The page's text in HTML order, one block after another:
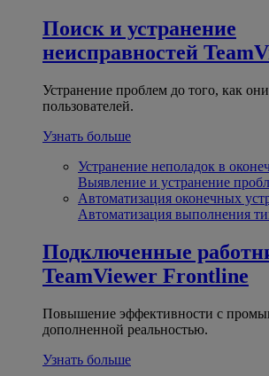
Поиск и устранение
неисправностей
Устранение проблем до того, как
пользователей.
Узнать больше
Устранение неполадок в
Выявление и устранение
Автоматизация оконечных
Автоматизация выполнения
Подключенные
TeamViewer Frontline
Повышение эффективности с
дополненной реальностью.
Узнать больше